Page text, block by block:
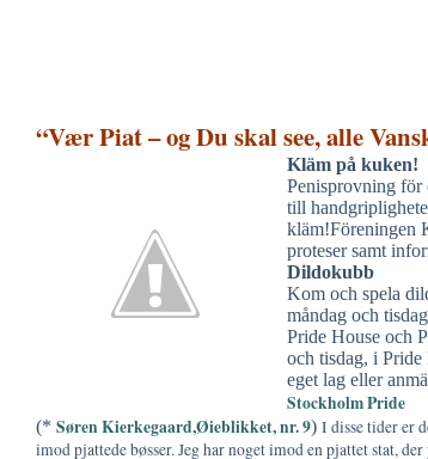
“Vær Piat – og Du skal see, alle
Kläm på kuken!
Penisprovning för
till
kläm!Föreningen
proteser samt
Dildokubb
Kom och spela
måndag och
Pride House och
och tisdag, i Pride
eget lag eller
Stockholm Pride
(* Søren Kierkegaard,Øieblikket, nr. 9) I disse tider er
imod pjattede bøsser. Jeg har noget imod en pjattet stat,